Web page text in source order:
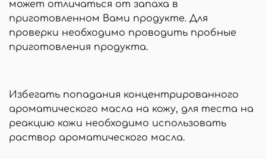
может отличаться от запаха в
приготовленном Вами продукте. Для
проверки необходимо проводить пробные
приготовления продукта.
Избегать попадания концентрированного
ароматического масла на кожу, для теста на
реакцию кожи необходимо использовать
раствор ароматического масла.